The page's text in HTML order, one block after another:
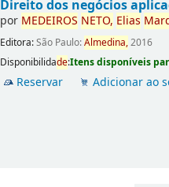
Direito dos negócios
por MEDEIROS NETO, Elias
Editora:São Paulo:Almedina,2016
Disponibilidade:Itens disponíveis
Reservar Adicionar ao